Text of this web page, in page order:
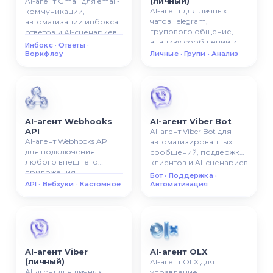
коммуникации,
автоматизации инбокса,
ответов и AI-сценариев
работы с почтой.
Инбокс · Ответы ·
Воркфлоу
AI-агент для личных
чатов Telegram,
групового общение,
анализу сообщений и
управление AI-чатами.
Личные · Групи · Анализ
AI-агент Webhooks
API
AI-агент Webhooks API
для подключения
любого внешнего
приложения,
кастомного API,
API · Вебхуки · Кастомное
AI-агент Viber Bot
AI-агент Viber Bot для
автоматизированных
сообщений, поддержки
клиентов и AI-сценариев
общение.
Бот · Поддержка ·
Автоматизация
AI-агент Viber
(личный)
AI-агент OLX
AI-агент OLX для